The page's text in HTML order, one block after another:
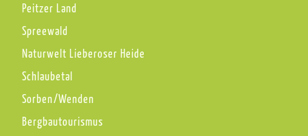
Peitzer Land
Spreewald
Naturwelt Lieberoser Heide
Schlaubetal
Sorben/Wenden
Bergbautourismus